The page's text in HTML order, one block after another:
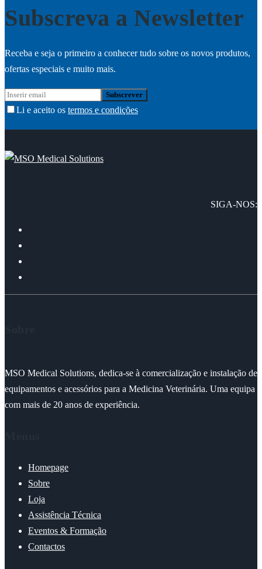
Subscreva a Newsletter
Receba e seja o primeiro a conhecer tudo sobre os novos produtos,
ofertas especiais e muito mais.
Li e aceito os termos e condições
SIGA-NOS:
MSO Medical Solutions, dedica-se à comercialização e instalação de
equipamentos e acessórios para a Medicina Veterinária. Uma equipa
com mais de 20 anos de experiência.
Homepage
Sobre
Loja
Assistência Técnica
Eventos & Formação
Contactos